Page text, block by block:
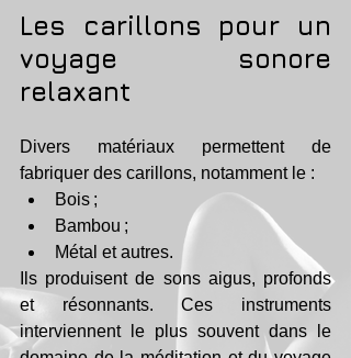
Les carillons pour un
voyage sonore
relaxant
Divers matériaux permettent de
fabriquer des carillons, notamment le :
Bois ;
Bambou ;
Métal et autres.
Ils produisent de sons aigus, profonds
et résonnants. Ces instruments
interviennent le plus souvent dans le